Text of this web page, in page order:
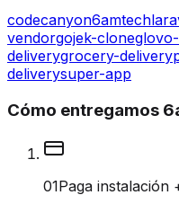
codecanyon6amtech
vendorgojek-clone
deliverygrocery-delivery
deliverysuper-app
Cómo entregamos
01Paga instalación